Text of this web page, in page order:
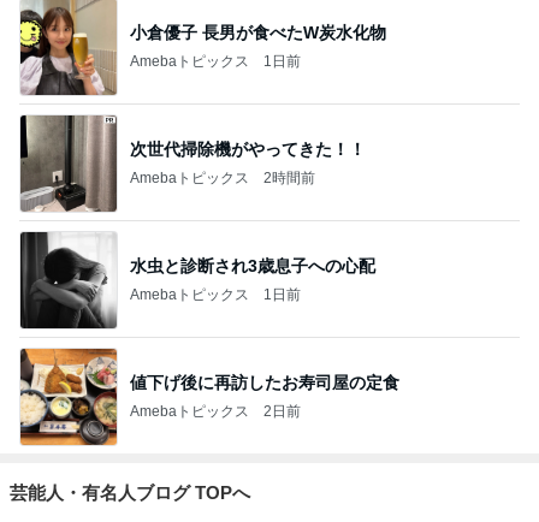
小倉優子 長男が食べたW炭水化物
Amebaトピックス 1日前
次世代掃除機がやってきた！！
Amebaトピックス 2時間前
水虫と診断され3歳息子への心配
Amebaトピックス 1日前
値下げ後に再訪したお寿司屋の定食
Amebaトピックス 2日前
芸能人・有名人ブログ TOPへ